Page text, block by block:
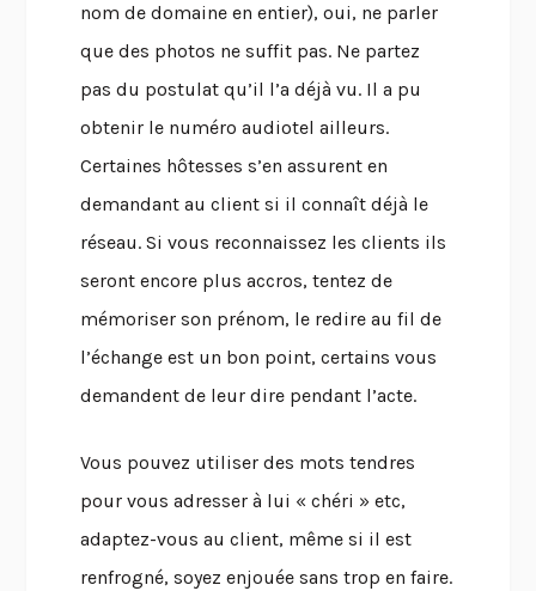
nom de domaine en entier), oui, ne parler
que des photos ne suffit pas. Ne partez
pas du postulat qu’il l’a déjà vu. Il a pu
obtenir le numéro audiotel ailleurs.
Certaines hôtesses s’en assurent en
demandant au client si il connaît déjà le
réseau. Si vous reconnaissez les clients ils
seront encore plus accros, tentez de
mémoriser son prénom, le redire au fil de
l’échange est un bon point, certains vous
demandent de leur dire pendant l’acte.
Vous pouvez utiliser des mots tendres
pour vous adresser à lui « chéri » etc,
adaptez-vous au client, même si il est
renfrogné, soyez enjouée sans trop en faire.